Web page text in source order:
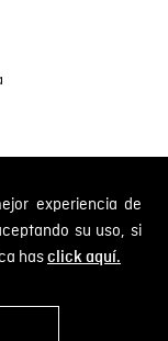
experiencia de
su uso, si
hasclick aquí.